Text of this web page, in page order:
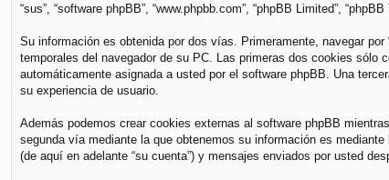
“sus”, “software phpBB”, “www.phpbb.com”, “phpBB Limited”,
Su información es obtenida por dos vías. Primeramente, navegar
temporales del navegador de su PC. Las primeras dos cookies sólo
automáticamente asignada a usted por el software phpBB. Una
su experiencia de usuario.
Además podemos crear cookies externas al software phpBB
segunda vía mediante la que obtenemos su información es
(de aquí en adelante “su cuenta”) y mensajes enviados por usted